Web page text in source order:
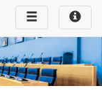
Toggle
infos
Toggle
navigation